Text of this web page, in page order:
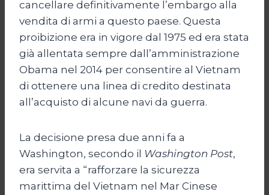
cancellare definitivamente l’embargo alla
vendita di armi a questo paese. Questa
proibizione era in vigore dal 1975 ed era stata
già allentata sempre dall’amministrazione
Obama nel 2014 per consentire al Vietnam
di ottenere una linea di credito destinata
all’acquisto di alcune navi da guerra.
La decisione presa due anni fa a
Washington, secondo il Washington Post,
era servita a “rafforzare la sicurezza
marittima del Vietnam nel Mar Cinese